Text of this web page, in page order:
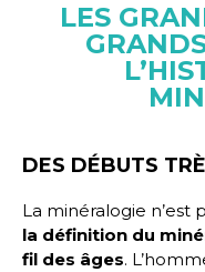
LES
DES DÉBUTS
La minéralogie n’est
la définition du
fil des âges.